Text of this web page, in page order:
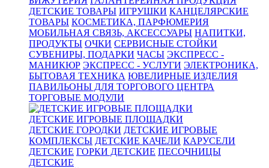
ДЕТСКИЕ ТОВАРЫ ИГРУШКИ КАНЦЕЛЯРСКИЕ
ТОВАРЫ КОСМЕТИКА, ПАРФЮМЕРИЯ
МОБИЛЬНАЯ СВЯЗЬ, АКСЕССУАРЫ НАПИТКИ,
ПРОДУКТЫ ОЧКИ СЕРВИСНЫЕ СТОЙКИ
СУВЕНИРЫ, ПОДАРКИ ЧАСЫ ЭКСПРЕСС -
МАНИКЮР ЭКСПРЕСС - УСЛУГИ ЭЛЕКТРОНИКА,
БЫТОВАЯ ТЕХНИКА ЮВЕЛИРНЫЕ ИЗДЕЛИЯ
ПАВИЛЬОНЫ ДЛЯ ТОРГОВОГО ЦЕНТРА
ТОРГОВЫЕ МОДУЛИ
ДЕТСКИЕ ИГРОВЫЕ ПЛОЩАДКИ
ДЕТСКИЕ ГОРОДКИ ДЕТСКИЕ ИГРОВЫЕ
КОМПЛЕКСЫ ДЕТСКИЕ КАЧЕЛИ КАРУСЕЛИ
ДЕТСКИЕ ГОРКИ ДЕТСКИЕ ПЕСОЧНИЦЫ
ДЕТСКИЕ